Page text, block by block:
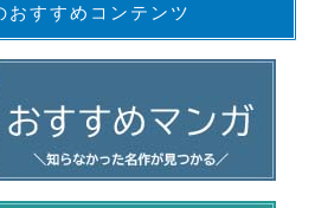
おすすめコンテンツ